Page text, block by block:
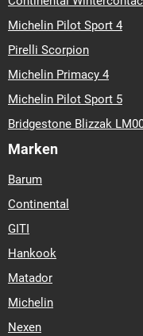
Michelin Pilot Sport 4
Pirelli Scorpion
Michelin Primacy 4
Michelin Pilot Sport 5
Bridgestone Blizzak
Marken
Barum
Continental
GITI
Hankook
Matador
Michelin
Nexen